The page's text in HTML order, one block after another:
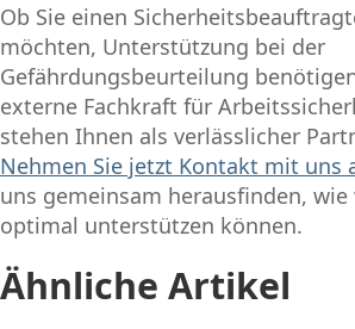
Ob Sie einen
möchten, Unterstützung bei der
Gefährdungsbeurteilung
externe Fachkraft für
stehen Ihnen als verlässlicher
Nehmen Sie jetzt Kontakt mit uns
uns gemeinsam herausfinden,
optimal unterstützen können.
Ähnliche Artikel